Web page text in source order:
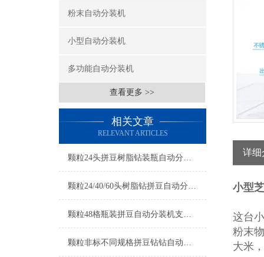
粉末自动分装机
小型自动分装机
多功能自动分装机
查看更多 >>
相关文章
RELEVANT ARTICLES
颗粒24头拼豆树脂钻装瓶自动分装机厂家
颗粒24/40/60头树脂钻拼豆自动分装机厂家
颗粒48格瓶装拼豆自动分装机支持定制
颗粒非标不同规格拼豆钻钻自动分装机厂家
详细
小型
这台
粉末
大米